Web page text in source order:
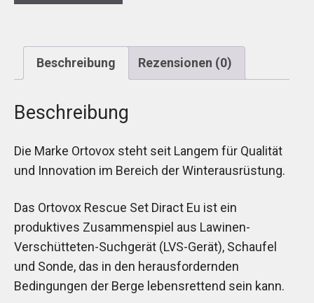
Beschreibung Rezensionen (0)
Beschreibung
Die Marke Ortovox steht seit Langem für Qualität
und Innovation im Bereich der Winterausrüstung.
Das Ortovox Rescue Set Diract Eu ist ein
produktives Zusammenspiel aus Lawinen-
Verschütteten-Suchgerät (LVS-Gerät), Schaufel
und Sonde, das in den herausfordernden
Bedingungen der Berge lebensrettend sein kann.